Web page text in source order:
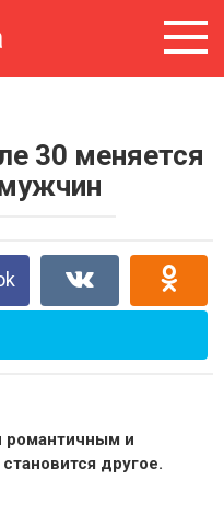
30 меняется
романтичным и
другое.